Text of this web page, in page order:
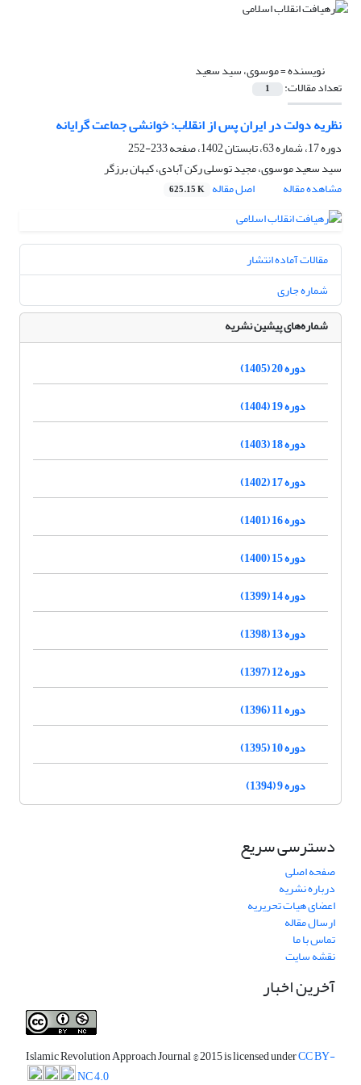
نویسنده =موسوی، سید سعید
تعداد مقالات: 1
نظریه دولت در ایران پس از انقلاب: خوانشی جماعت ‏گرایانه
دوره 17، شماره 63، تابستان 1402، صفحه
233-252
سید سعید موسوی، مجید توسلی رکن آبادی، کیهان برزگر
مشاهده مقاله
اصل مقاله 625.15 K
مقالات آماده انتشار
شماره جاری
شماره‌های پیشین نشریه
دوره 20 (1405)
دوره 19 (1404)
دوره 18 (1403)
دوره 17 (1402)
دوره 16 (1401)
دوره 15 (1400)
دوره 14 (1399)
دوره 13 (1398)
دوره 12 (1397)
دوره 11 (1396)
دوره 10 (1395)
دوره 9 (1394)
دسترسی سریع
صفحه اصلی
درباره نشریه
اعضای هیات تحریریه
ارسال مقاله
تماس با ما
نقشه سایت
آخرین اخبار
Islamic Revolution Approach Journal© 2015 is licensed underCC BY-
NC 4.0